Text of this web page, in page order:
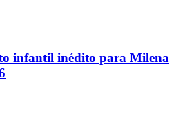
infantil inédito para Milena